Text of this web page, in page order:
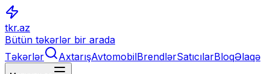
tkr.az
Bütün təkərlər bir arada
Təkərlər
AxtarışAvtomobilBrendlərSatıcılarBloqƏlaqə